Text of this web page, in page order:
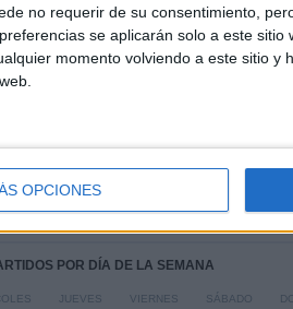
no requerir de su consentimiento,
se aplicarán solo a este
momento volviendo a este sitio y
OPCIONES
RANKING POR COMPETICIONES
POR DÍA DE LA SEMANA
JUEVES VIERNES SÁBADO